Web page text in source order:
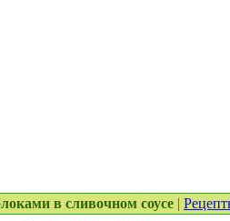
в сливочном соусе |